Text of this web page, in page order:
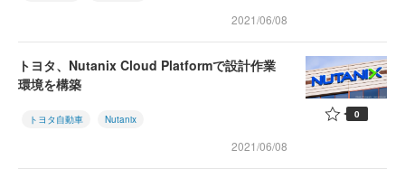
2021/06/08
トヨタ、Nutanix Cloud Platformで設計作業
環境を構築
トヨタ自動車 Nutanix
2021/06/08
0